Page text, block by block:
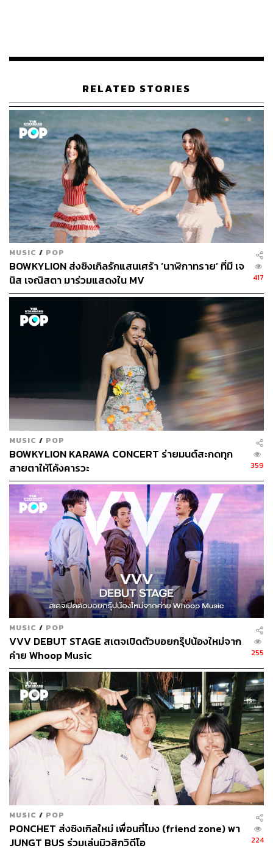
ที่ถึงแม้เพลงของเขาจะประสบความสำเร็จมากเท่าไร แต่ลึกๆ
วิพากษ์วิจารณ์ได้อยู่ดี
เรานึกถึงคำพูดของกอล์ฟ ที่เปรียบเทียบแรปเปอร์เป็นเหมือน
‘หมาป่า’ รักความสันโดษจากบทสัมภาษณ์ครั้งก่อน ตอนนี้
เวลาอาจเดินทางมาถึงจุดเปลี่ยนผ่านครั้งสำคัญ ที่บรรดา
หมาป่าต้องวางอัตตาและเรียนรู้ว่าโลกกว้างใบนี้ ‘ไม่ได้มีแค่
เรา’ แต่ประกอบขึ้นจากผู้คนและองค์ประกอบมากมาย ที่ต้อง
เรียนรู้และปรับตัวไปพร้อมๆ กันให้ได้
หากว่าหมาป่าเหล่านั้นต้องการ ‘เลี้ยงชีพ’ ด้วยการเป็นแรป
เปอร์ที่ตัวเองรักได้จริงๆ
มิวสิกวิดีโอเพลงมีแค่เรา
ดูเหมือนทิศทางของวงการฮิปฮอปกำลังเติบโตได้ดีขึ้น จากที่
เคยคุยกันครั้งที่แล้วกอล์ฟบอกว่าจุดประสงค์ที่เข้าไปเป็นโค้ช
ในรายการ The Rapper เพราะอยากผลักดันให้วงการเพลง
ฮิปฮอปพัฒนา แรปเปอร์สามารถเลี้ยงตัวเองเป็นอาชีพได้ ผ่าน
ไป 6 เดือนหลังจบรายการ เราก็ได้เห็นแรปเปอร์รุ่นใหม่มีโชว์
มีผลงานเพลงใหม่ๆ ออกมาเต็มไปหมด
กอล์ฟ:
เป็นยุคที่สนุกสนานและหอมหวานมากเลยครับ ผมได้
เจอกับแรปเปอร์ใหม่ๆ ที่ฝึกแค่ปีเดียวแล้วเก่งเลยหลายคน คิด
ว่ากำลังดีขึ้นเรื่อยๆ อีกสักพักน่าจะเป็นช่วงที่บูมขึ้นมาจริงๆ
อย่างเพลงเป็นไรไหมของสองคนก็เป็นตัวแสดงให้เห็นว่า
ตลาดของเพลงฮิปฮอปกำลังไปได้มากขึ้นเรื่อยๆ
ท็อป:ถ้าคิดจากวัยรุ่นผมว่าเพลงฮิปฮอปอาจจะกลายเป็นเมน
สตรีมแล้วจริงๆ ก็ได้นะ ดูจากท็อปเทนในเพลย์ลิสต์ของสตรีม
มิงต่างๆ ก็จะเห็นว่ามีเพลงฮิปฮอปอยู่ในนั้น เราแค่ต้องมอง
ทิศทาง หาความเป็นไปได้ แล้วย้ำไปอีกว่าถ้าทำเพลงแบบนี้
คนน่าจะชอบ น่าจะประสบความสำเร็จ
ถ้าเป็นเมื่อก่อน จะมีแนวคิดหนึ่งในการทำเพลงที่ชัดเจนมากๆ
ว่าจะสนใจความนิยมได้ขึ้นชาร์ตไปทำไม ตั้งใจทำเพลงที่
แสดงถึงตัวตนของศิลปินออกมาสิ
กอล์ฟ: สิ่งสำคัญจริงๆ คือยอดวิว แล้วชาร์ตคือส่วนหนึ่งที่
ทำให้ยอดวิวของเราเพิ่มขึ้น เดี๋ยวนี้สามารถวัดเป็นตัวเลขได้
หมดเลยว่าเพลงเราได้รับความนิยมหรือไม่ โดยไม่ต้องไป
มอนิเตอร์อย่างอื่นนอกจากยอดวิว ซึ่งสิ่งนั้นมันเป็นปัจจัยไปถึง
คนจ้างงานที่การันตีกับเขาได้ เพลงนี้หรือศิลปินคนนี้กำลังมา
เพราะฉะนั้นสิ่งที่เราสนใจมากกว่ายอดวิวหรือการขึ้นชาร์ต ก็
คือเงินจากงานจ้างที่เราสามารถเอาไปเลี้ยงชีพได้นั่นเอง
RELATED STORIES
MUSIC / POP
BOWKYLION ส่งซิงเกิลรักแสนเศร้า ‘นาฬิกาทราย’ ที่มี เจ
นิส เจณิสตา มาร่วมแสดงใน MV
417
MUSIC / POP
BOWKYLION KARAWA CONCERT ร่ายมนต์สะกดทุก
สายตาให้โค้งคารวะ
359
MUSIC / POP
VVV DEBUT STAGE สเตจเปิดตัวบอยกรุ๊ปน้องใหม่จาก
ค่าย Whoop Music
255
MUSIC / POP
PONCHET ส่งซิงเกิลใหม่ เพื่อนกี่โมง (friend zone) พา
JUNGT BUS ร่วมเล่นมิวสิกวิดีโอ
224